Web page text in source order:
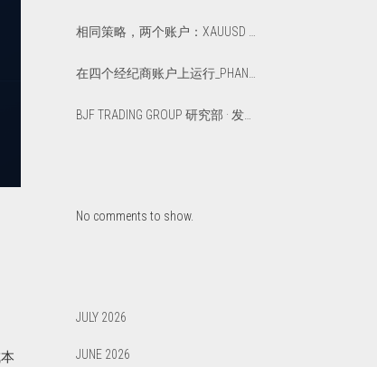
BJF TRADING GROUP 研究部 · 发布于 2026年3月
No comments to show.
JULY 2026
JUNE 2026